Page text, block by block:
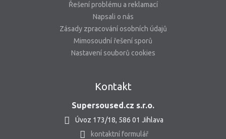
Řešení problému a reklamací
Napsali o nás
Zásady zpracování osobních údajů
Mimosoudní řešení sporů
Nastavení souborů cookies
Kontakt
Supersoused.cz s.r.o.
Úvoz 173/18, 586 01 Jihlava
kontaktní formulář